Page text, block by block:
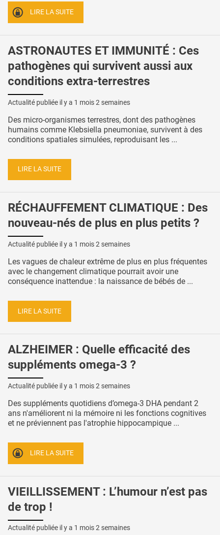
LIRE LA SUITE
ASTRONAUTES ET IMMUNITÉ : Ces
pathogènes qui survivent aussi aux
conditions extra-terrestres
Actualité publiée il y a 1 mois 2 semaines
Des micro-organismes terrestres, dont des pathogènes
humains comme Klebsiella pneumoniae, survivent à des
conditions spatiales simulées, reproduisant les ...
LIRE LA SUITE
RÉCHAUFFEMENT CLIMATIQUE : Des
nouveau-nés de plus en plus petits ?
Actualité publiée il y a 1 mois 2 semaines
Les vagues de chaleur extrême de plus en plus fréquentes
avec le changement climatique pourrait avoir une
conséquence inattendue : la naissance de bébés de ...
LIRE LA SUITE
ALZHEIMER : Quelle efficacité des
suppléments omega-3 ?
Actualité publiée il y a 1 mois 2 semaines
Des suppléments quotidiens d’omega-3 DHA pendant 2
ans n'améliorent ni la mémoire ni les fonctions cognitives
et ne préviennent pas l'atrophie hippocampique ...
LIRE LA SUITE
VIEILLISSEMENT : L’humour n’est pas
de trop !
Actualité publiée il y a 1 mois 2 semaines